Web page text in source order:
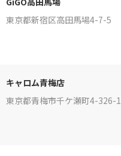
東京都新宿区高田馬場4-7-5
キャロム青梅店
東京都青梅市千ケ瀬町4-326-1